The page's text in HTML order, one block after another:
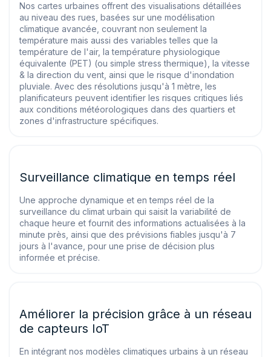
Nos cartes urbaines offrent des visualisations détaillées
au niveau des rues, basées sur une modélisation
climatique avancée, couvrant non seulement la
température mais aussi des variables telles que la
température de l'air, la température physiologique
équivalente (PET) (ou simple stress thermique), la vitesse
& la direction du vent, ainsi que le risque d'inondation
pluviale. Avec des résolutions jusqu'à 1 mètre, les
planificateurs peuvent identifier les risques critiques liés
aux conditions météorologiques dans des quartiers et
zones d'infrastructure spécifiques.
Surveillance climatique en temps réel
Une approche dynamique et en temps réel de la
surveillance du climat urbain qui saisit la variabilité de
chaque heure et fournit des informations actualisées à la
minute près, ainsi que des prévisions fiables jusqu'à 7
jours à l'avance, pour une prise de décision plus
informée et précise.
Améliorer la précision grâce à un réseau
de capteurs IoT
En intégrant nos modèles climatiques urbains à un réseau